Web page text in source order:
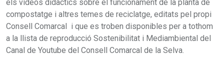
els vídeos didàctics sobre el funcionament de la planta de
compostatge i altres temes de reciclatge, editats pel propi
Consell Comarcal i que es troben disponibles per a tothom
a la llista de reproducció Sostenibilitat i Mediambiental del
Canal de Youtube del Consell Comarcal de la Selva.